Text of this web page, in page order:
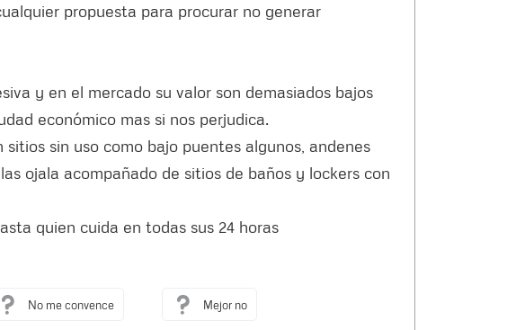
propuesta para procurar no generar
y en el mercado su valor son demasiados bajos
económico mas si nos perjudica.
sin uso como bajo puentes algunos, andenes
ojala acompañado de sitios de baños y lockers con
quien cuida en todas sus 24 horas
No me convence Mejor no